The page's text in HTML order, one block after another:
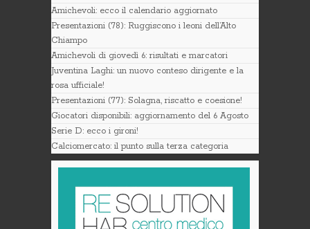
Amichevoli: ecco il calendario aggiornato
Presentazioni (78): Ruggiscono i leoni dell’Alto
Chiampo
Amichevoli di giovedì 6: risultati e marcatori
Juventina Laghi: un nuovo conteso dirigente e la
rosa ufficiale!
Presentazioni (77): Solagna, riscatto e coesione!
Giocatori disponibili: aggiornamento del 6 Agosto
Serie D: ecco i gironi!
Calciomercato: il punto sulla terza categoria